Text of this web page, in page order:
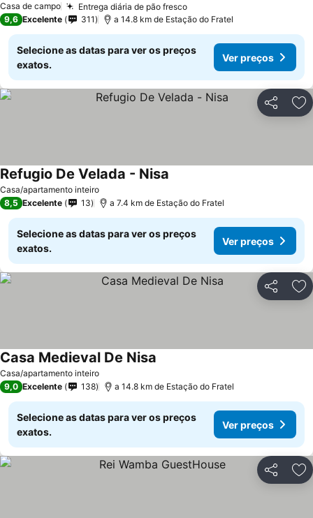
Casa de campo Entrega diária de pão frescoVer preços
9,6 Excelente 311 a 14.8 km de Estação do Fratel
Selecione as datas para ver os preços
exatos.
Ver preços
Partilhar
Casa/apartamento inteiro
Refugio De Velada - Nisa
8,5 Excelente 13 a 7.4 km de Estação do Fratel
Selecione as datas para ver os preços
exatos.
Ver preços
Partilhar
Casa/apartamento inteiro
Casa Medieval De Nisa
9,0 Excelente 138 a 14.8 km de Estação do Fratel
Selecione as datas para ver os preços
exatos.
Ver preços
Partilhar